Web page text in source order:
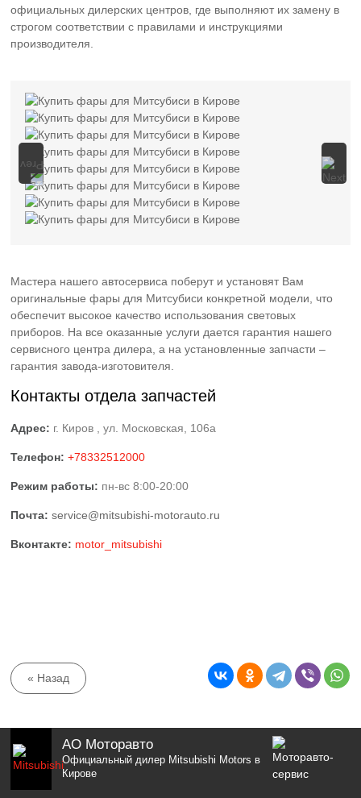
официальных дилерских центров, где выполняют их замену в
строгом соответствии с правилами и инструкциями
производителя.
Мастера нашего автосервиса поберут и установят Вам
оригинальные фары для Митсубиси конкретной модели, что
обеспечит высокое качество использования световых
приборов. На все оказанные услуги дается гарантия нашего
сервисного центра дилера, а на установленные запчасти –
гарантия завода-изготовителя.
Контакты отдела запчастей
Адрес: г. Киров , ул. Московская, 106а
Телефон: +78332512000
Режим работы: пн-вс 8:00-20:00
Почта:service@mitsubishi-motorauto.ru
Вконтакте: motor_mitsubishi
« Назад
АО Моторавто
Официальный дилер Mitsubishi Motors в
Кирове